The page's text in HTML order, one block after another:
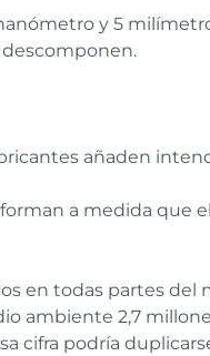
y 5
añaden
a medida que
en todas partes del
ambiente 2,7
cifra podría